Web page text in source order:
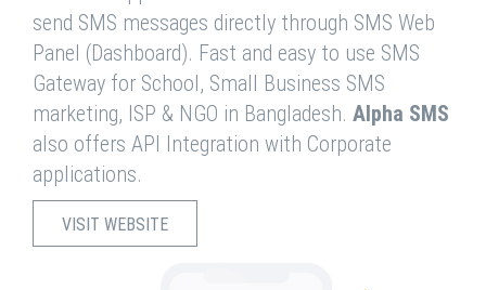
send SMS messages directly through SMS Web
Panel (Dashboard). Fast and easy to use SMS
Gateway for School, Small Business SMS
marketing, ISP & NGO in Bangladesh. Alpha SMS
also offers API Integration with Corporate
applications.
VISIT WEBSITE